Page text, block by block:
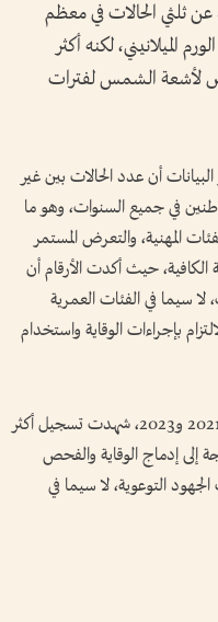
ثلثي الحالات في معظم
الميلانيني، لكنه أكثر
لأشعة الشمس لفترات
أن عدد الحالات بين غير
في جميع السنوات، وهو ما
المهنية، والتعرض المستمر
حيث أكدت الأرقام أن
سيما في الفئات العمرية
بإجراءات الوقاية واستخدام
ومن اللافت أيضاً أن السنوات الأخيرة، مثل 2021 و2023، شهدت تسجيل أكثر
إلى إدماج الوقاية والفحص
التوعوية، لا سيما في